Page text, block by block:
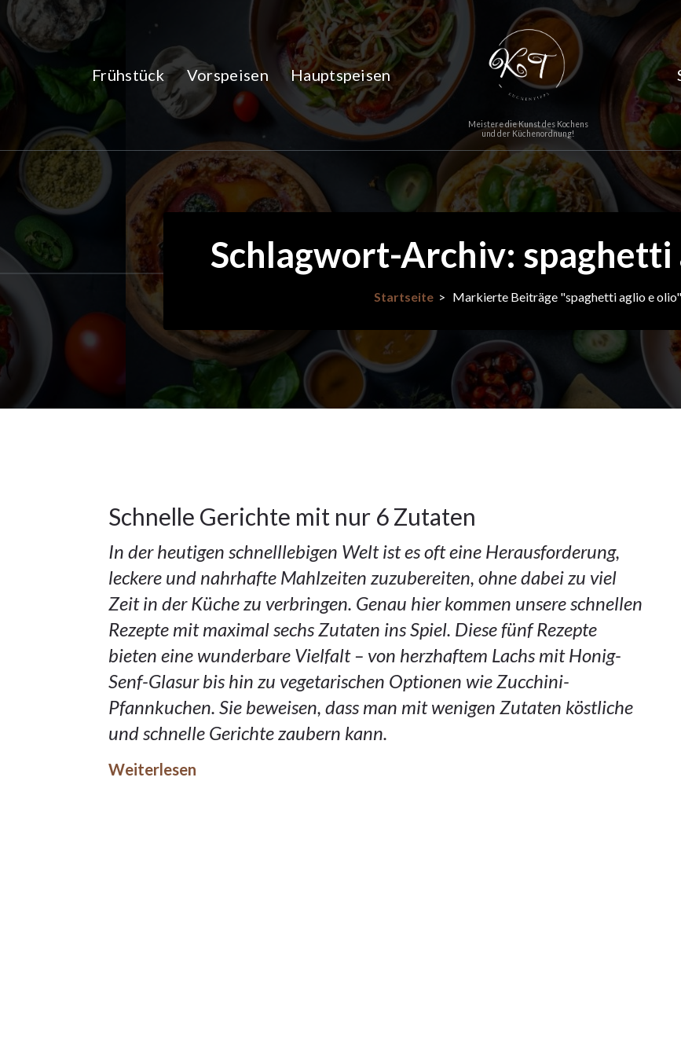
Zum
Inhalt
springen
Frühstück Vorspeisen Hauptspeisen
Meistere die Kunst des Kochens
und der Küchenordnung!
Schlagwort-Archiv: spaghetti
Startseite > Markierte Beiträge "spaghetti aglio e olio"
19
NOV.
2023
2023
Schnelle Gerichte mit nur 6 Zutaten
In der heutigen schnelllebigen Welt ist es oft eine Herausforderung,
leckere und nahrhafte Mahlzeiten zuzubereiten, ohne dabei zu viel
Zeit in der Küche zu verbringen. Genau hier kommen unsere schnellen
Rezepte mit maximal sechs Zutaten ins Spiel. Diese fünf Rezepte
bieten eine wunderbare Vielfalt – von herzhaftem Lachs mit Honig-
Senf-Glasur bis hin zu vegetarischen Optionen wie Zucchini-
Pfannkuchen. Sie beweisen, dass man mit wenigen Zutaten köstliche
und schnelle Gerichte zaubern kann.
Weiterlesen